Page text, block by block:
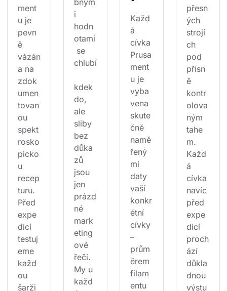
ment
u je
pevn
ě
vázán
a na
zdok
umen
tovan
ou
spekt
rosko
picko
u
recep
turu.
Před
expe
dicí
testuj
eme
každ
ou
šarži
bným
i
hodn
otami
se
chlubí
kdek
do,
ale
sliby
bez
důka
zů
jsou
jen
prázd
né
mark
eting
ové
řeči.
My u
každ
Každ
á
cívka
Prusa
ment
u je
vyba
vena
skute
čně
namě
řený
mi
daty
vaší
konkr
étní
cívky
–
prům
ěrem
filam
entu
přesn
ých
strojí
ch
pod
přísn
ě
kontr
olova
ným
tahe
m.
Každ
á
cívka
navíc
před
expe
dicí
proch
ází
důkla
dnou
výstu